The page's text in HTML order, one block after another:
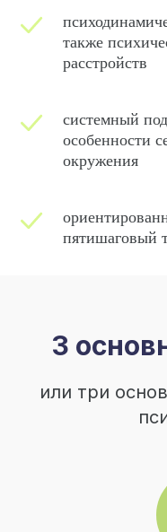
также
расстройств
системный
особенности
окружения
пятишаговый
3
или три